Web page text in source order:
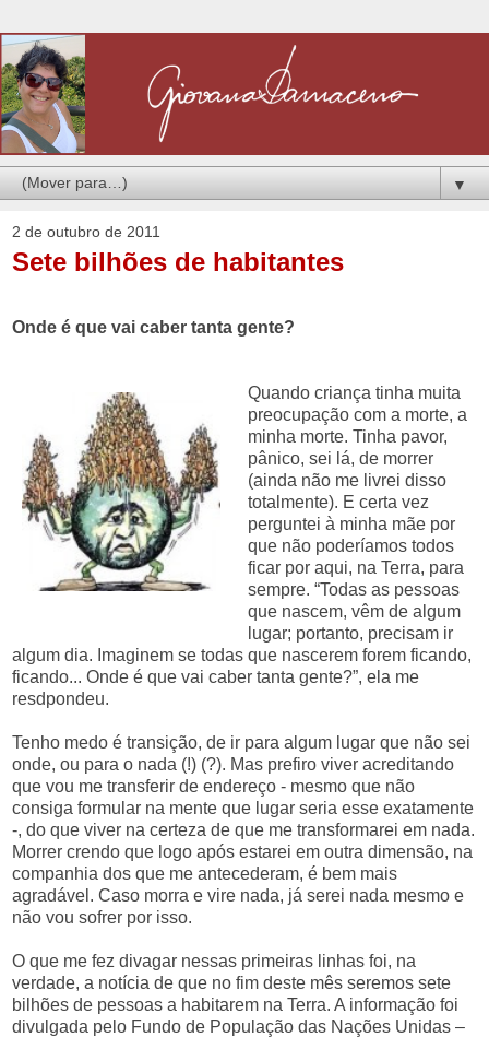
▼
2 de outubro de 2011
Sete bilhões de habitantes
Onde é que vai caber tanta gente?
Quando criança tinha muita
preocupação com a morte, a
minha morte. Tinha pavor,
pânico, sei lá, de morrer
(ainda não me livrei disso
totalmente). E certa vez
perguntei à minha mãe por
que não poderíamos todos
ficar por aqui, na Terra, para
sempre. “Todas as pessoas
que nascem, vêm de algum
lugar; portanto, precisam ir
algum dia. Imaginem se todas que nascerem forem ficando,
ficando... Onde é que vai caber tanta gente?”, ela me
resdpondeu.
Tenho medo é transição, de ir para algum lugar que não sei
onde, ou para o nada (!) (?). Mas prefiro viver acreditando
que vou me transferir de endereço - mesmo que não
consiga formular na mente que lugar seria esse exatamente
-, do que viver na certeza de que me transformarei em nada.
Morrer crendo que logo após estarei em outra dimensão, na
companhia dos que me antecederam, é bem mais
agradável. Caso morra e vire nada, já serei nada mesmo e
não vou sofrer por isso.
O que me fez divagar nessas primeiras linhas foi, na
verdade, a notícia de que no fim deste mês seremos sete
bilhões de pessoas a habitarem na Terra. A informação foi
divulgada pelo Fundo de População das Nações Unidas –